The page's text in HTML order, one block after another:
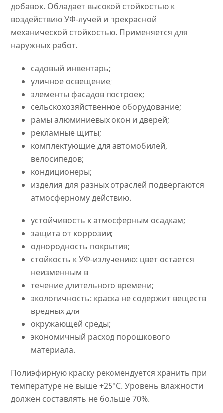
добавок. Обладает высокой стойкостью к
воздействию УФ-лучей и прекрасной
механической стойкостью. Применяется для
наружных работ.
садовый инвентарь;
уличное освещение;
элементы фасадов построек;
сельскохозяйственное оборудование;
рамы алюминиевых окон и дверей;
рекламные щиты;
комплектующие для автомобилей,
велосипедов;
кондиционеры;
изделия для разных отраслей подвергаются
атмосферному действию.
устойчивость к атмосферным осадкам;
защита от коррозии;
однородность покрытия;
стойкость к УФ-излучению: цвет остается
неизменным в
течение длительного времени;
экологичность: краска не содержит веществ
вредных для
окружающей среды;
экономичный расход порошкового
материала.
Полиэфирную краску рекомендуется хранить при
температуре не выше +25°C. Уровень влажности
должен составлять не больше 70%.